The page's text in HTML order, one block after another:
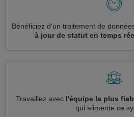
Bénéficiez d'un traitement de
à jour de statut en temps
Travaillez avec l'équipe la plus
qui alimente ce